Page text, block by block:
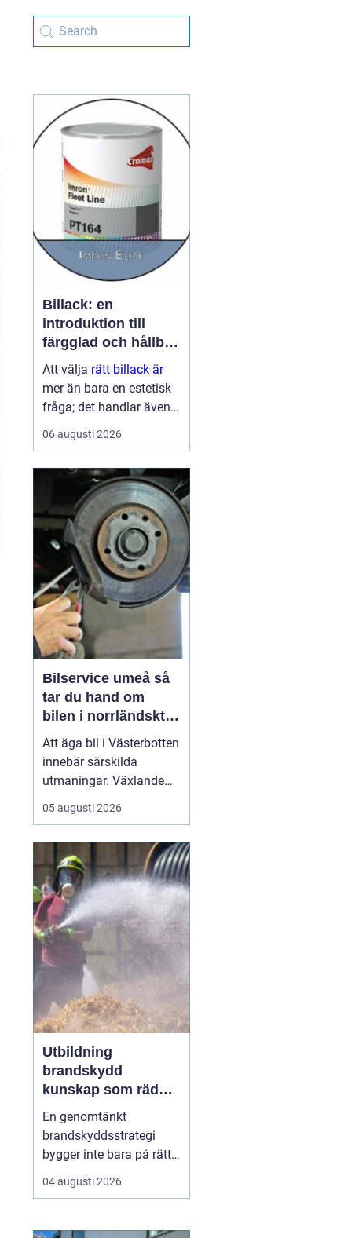
Billack: en
introduktion till
färgglad och hållbar
ytbehandling
Att välja rätt billack är
mer än bara en estetisk
fråga; det handlar även
om funktion och
hållbarhet. Bilens lack är
skyddar karos...
06 augusti 2026
Bilservice umeå så
tar du hand om
bilen i norrländskt
klimat
Att äga bil i Västerbotten
innebär särskilda
utmaningar. Växlande
temperaturer, vägsalt,
grus, snöslask och långa
både lack, underrede och
teknik. Många bilägare
söker därför
05 augusti 2026
Utbildning
brandskydd
kunskap som räddar
liv och skyddar
verksamheter
En genomtänkt
brandskyddsstrategi
bygger inte bara på rätt
produkter och
installationer. Den
människor som vet vad
04 augusti 2026